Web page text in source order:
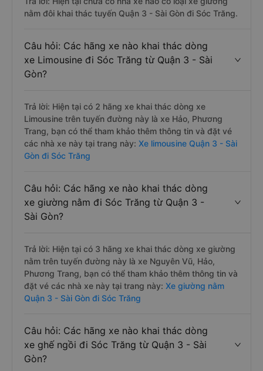
nằm đôi khai thác tuyến Quận 3 - Sài Gòn đi Sóc Trăng.
Câu hỏi: Các hãng xe nào khai thác dòng
xe Limousine đi Sóc Trăng từ Quận 3 - Sài
Gòn?
Trả lời: Hiện tại có 2 hãng xe khai thác dòng xe
Limousine trên tuyến đường này là xe Hảo, Phương
Trang, bạn có thể tham khảo thêm thông tin và đặt vé
các nhà xe này tại trang này: Xe limousine Quận 3 - Sài
Gòn đi Sóc Trăng
Câu hỏi: Các hãng xe nào khai thác dòng
xe giường nằm đi Sóc Trăng từ Quận 3 -
Sài Gòn?
Trả lời: Hiện tại có 3 hãng xe khai thác dòng xe giường
nằm trên tuyến đường này là xe Nguyên Vũ, Hảo,
Phương Trang, bạn có thể tham khảo thêm thông tin và
đặt vé các nhà xe này tại trang này: Xe giường nằm
Quận 3 - Sài Gòn đi Sóc Trăng
Câu hỏi: Các hãng xe nào khai thác dòng
xe ghế ngồi đi Sóc Trăng từ Quận 3 - Sài
Gòn?